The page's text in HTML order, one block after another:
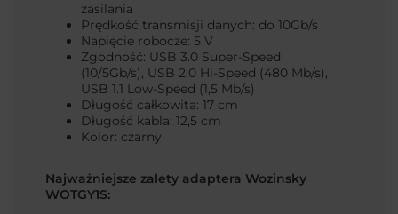
zasilania
Prędkość transmisji danych: do 10Gb/s
Napięcie robocze: 5 V
Zgodność: USB 3.0 Super-Speed
(10/5Gb/s), USB 2.0 Hi-Speed (480 Mb/s),
USB 1.1 Low-Speed (1,5 Mb/s)
Długość całkowita: 17 cm
Długość kabla: 12,5 cm
Kolor: czarny
Najważniejsze zalety adaptera Wozinsky
WOTGY1S: